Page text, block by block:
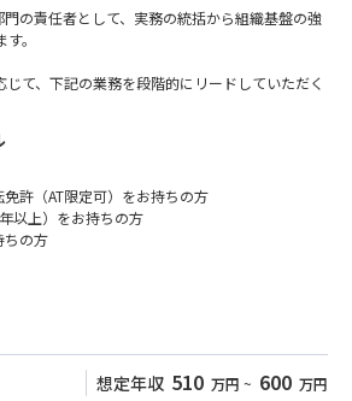
の責任者として、実務の統括から組織基盤の強
。
て、下記の業務を段階的にリードしていただく
の活性化やエンゲージメント向上を目的とした
でを統括します。
管理 法改正や組織の変化に合わせ、就業規則を
整備・改訂を主導します。
が安心して長く働ける環境づくりのため、既存
厚生の企画・導 入を検討します。
管理/社内の備品、社用車、建物設備の保守・
安全衛生委員会の事務局として、職場環境の改善
みます。
営補助 経営層に近いポジションで、重要会議の
作成などの運営をサポートしま す。
報告等） 官公庁への各種届出や監査対応、定期
許（AT限定可）をお持ちの方
以上）をお持ちの方
の方
お持ちの方
持ちの方
の経験をお持ちの方
想定年収 510 万円 ~ 600 万円